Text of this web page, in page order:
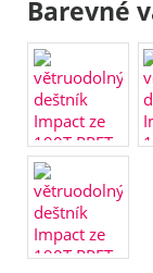
Barevné